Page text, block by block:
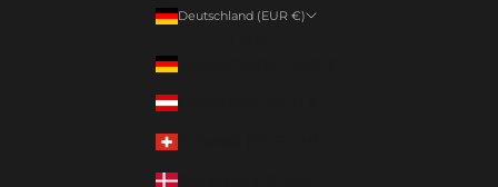
Deutschland (EUR €)